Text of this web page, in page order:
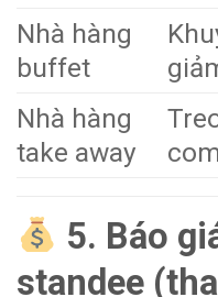
Nhà hàng
buffet
Nhà hàng
take away
5. Báo
standee